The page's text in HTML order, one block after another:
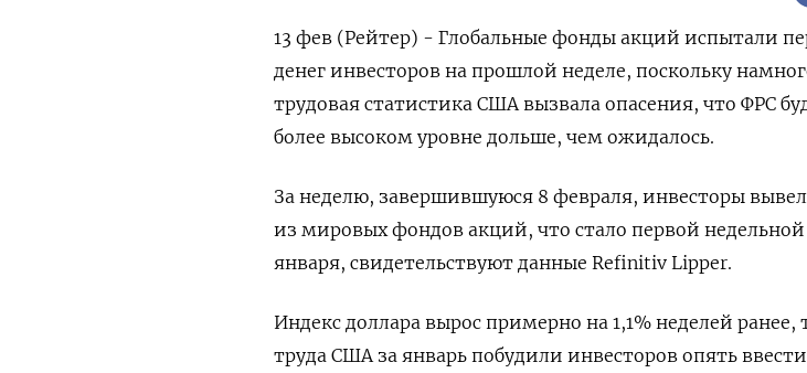
13 фев (Рейтер) - Глобальные фонды акций испытали
денег инвесторов на прошлой неделе, поскольку
трудовая статистика США вызвала опасения, что ФРС
более высоком уровне дольше, чем ожидалось.
За неделю, завершившуюся 8 февраля, инвесторы
из мировых фондов акций, что стало первой
января, свидетельствуют данные Refinitiv Lipper.
Индекс доллара вырос примерно на 1,1% неделей ранее,
труда США за январь побудили инвесторов опять